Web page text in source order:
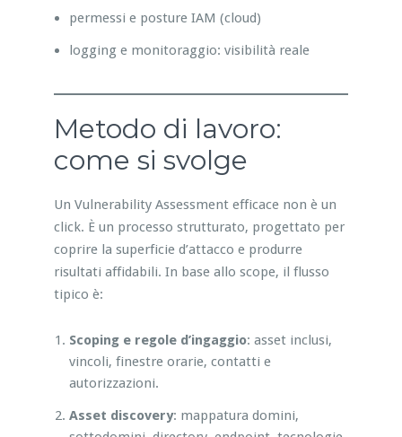
permessi e posture IAM (cloud)
logging e monitoraggio: visibilità reale
Metodo di lavoro:
come si svolge
Un Vulnerability Assessment efficace non è un
click. È un processo strutturato, progettato per
coprire la superficie d’attacco e produrre
risultati affidabili. In base allo scope, il flusso
tipico è:
Scoping e regole d’ingaggio: asset inclusi,
vincoli, finestre orarie, contatti e
autorizzazioni.
Asset discovery: mappatura domini,